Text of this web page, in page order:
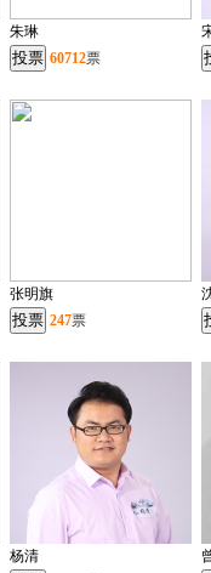
朱琳
60712票
张明旗
247票
杨清